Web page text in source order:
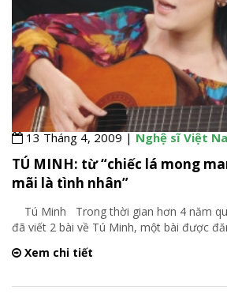
13 Tháng 4, 2009 |Nghệ sĩ Việt
TÚ MINH: từ “chiếc lá mong
mãi là tình nhân”
Tú Minh Trong thời gian hơn 4 năm
đã viết 2 bài về Tú Minh, một bài được
Xem chi tiết